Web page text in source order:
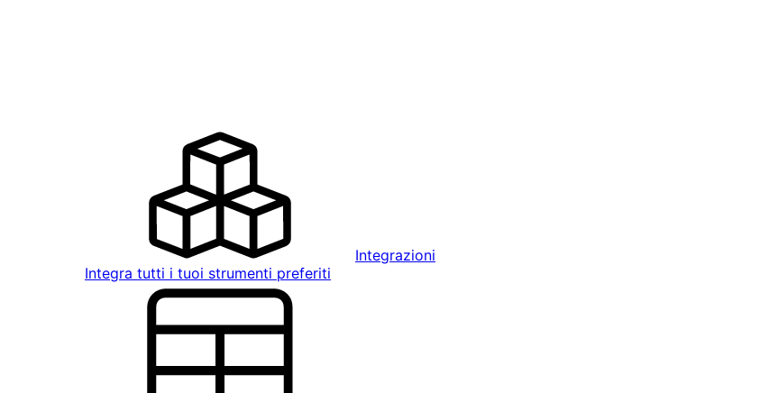
Integrazioni
Integra tutti i tuoi strumenti preferiti